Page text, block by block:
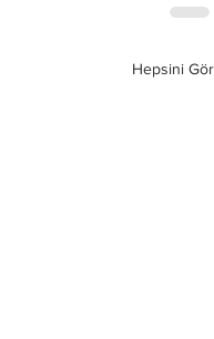
Hepsini Gör